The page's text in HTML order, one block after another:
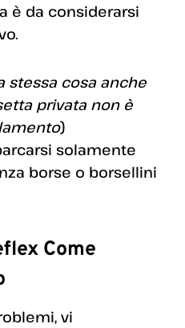
è da considerarsi
stessa cosa anche
privata non è
)
solamente
borse o borsellini
Come
vi